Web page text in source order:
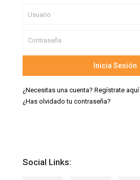
Inicia Sesión
¿Necesitas una cuenta? Regístrate aquí
¿Has olvidado tu contraseña?
Social Links: